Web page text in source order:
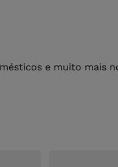
e muito mais